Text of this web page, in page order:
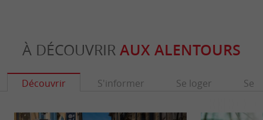
À DÉCOUVRIR AUX ALENTOURS
Découvrir S'informer Se loger Se